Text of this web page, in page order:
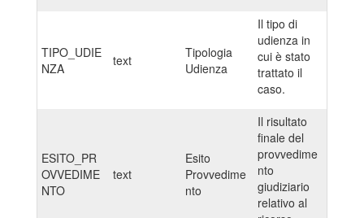
TIPO_UDIE
NZA
text
Tipologia
Udienza
Il tipo di
udienza in
cui è stato
trattato il
caso.
ESITO_PR
OVVEDIME
NTO
text
Esito
Provvedime
nto
Il risultato
finale del
provvedime
nto
giudiziario
relativo al